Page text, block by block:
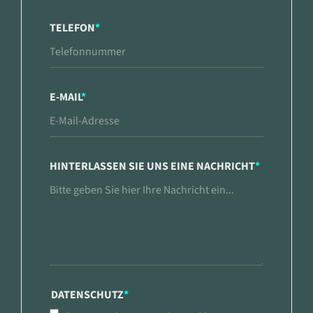
TELEFON*
E-MAIL*
HINTERLASSEN SIE UNS EINE NACHRICHT*
DATENSCHUTZ*